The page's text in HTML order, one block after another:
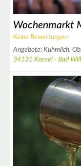
Wochenmarkt
Keine Bewertungen
Angebote: Kuhmilch,
34131 Kassel - Bad